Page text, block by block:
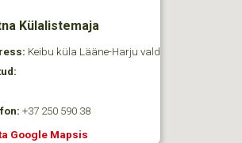
Külalistemaja
Keibu küla Lääne-Harju vald
+37 250 590 38
Google Mapsis